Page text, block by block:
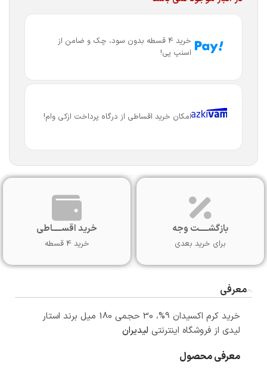
خرید 4 قسطه بدون سود، چک و ضامن از
اسنپ پی!
امکان خرید اقساطی از درگاه پرداخت ازکی وام!
بازگشـــــت وجه
برای خرید بعدی
خرید اقســـــاطی
خرید 4 قسطه
معرفی
خرید کرم اکسیدان 9%، 30 حجمی 180 میل برند استار
لیدی از فروشگاه اینترنتی لیدیران
معرفی محصول